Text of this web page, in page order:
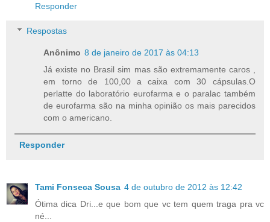
Responder
Respostas
Anônimo 8 de janeiro de 2017 às 04:13
Já existe no Brasil sim mas são extremamente caros ,
em torno de 100,00 a caixa com 30 cápsulas.O
perlatte do laboratório eurofarma e o paralac também
de eurofarma são na minha opinião os mais parecidos
com o americano.
Responder
Tami Fonseca Sousa 4 de outubro de 2012 às 12:42
Ótima dica Dri...e que bom que vc tem quem traga pra vc
né...